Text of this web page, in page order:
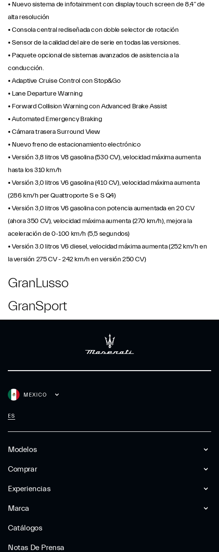
• Nuevo sistema de infotainment con display touch screen de 8,4” de
alta resolución
• Consola central rediseñada con doble selector de rotación
• Sensor de la calidad del aire de serie en todas las versiones.
• Paquete opcional de sistemas avanzados de asistencia a la
conducción.
• Adaptive Cruise Control con Stop&Go
• Lane Departure Warning
• Forward Collision Warning con Advanced Brake Assist
• Automated Emergency Braking
• Cámara trasera Surround View
• Nuevo freno de estacionamiento electrónico
• Versión 3,8 litros V8 gasolina (530 CV), velocidad máxima aumenta
hasta los 310 km/h
• Versión 3,0 litros V6 gasolina (410 CV), velocidad máxima aumenta
(286 km/h per Quattroporte S e S Q4)
• Versión 3,0 litros V6 gasolina con potencia aumentada en 20 CV
(ahora 350 CV), velocidad máxima aumenta (270 km/h), mejora la
aceleración de 0-100 km/h (5,5 segundos)
• Versión 3.0 litros V6 diesel, velocidad máxima aumenta (252 km/h en
la versión 275 CV - 242 km/h en versión 250 CV)
GranLusso
GranSport
Modelos
Comprar
Experiencias
Marca
Catálogos
Notas De Prensa
MEXICO
ES